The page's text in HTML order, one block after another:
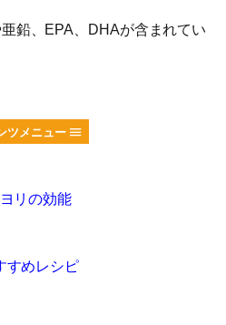
鉛、EPA、DHAが含まれてい
ツメニュー
リの効能
すめレシピ